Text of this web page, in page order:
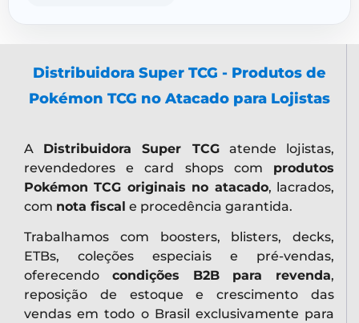
Distribuidora Super TCG - Produtos de
Pokémon TCG no Atacado para Lojistas
A Distribuidora Super TCGatende lojistas,
revendedores e card shops com produtos
Pokémon TCG originais no atacado, lacrados,
com nota fiscal e procedência garantida.
Trabalhamos com boosters, blisters, decks,
ETBs, coleções especiais e pré-vendas,
oferecendo condições B2B para revenda,
reposição de estoque e crescimento das
vendas em todo o Brasil exclusivamente para